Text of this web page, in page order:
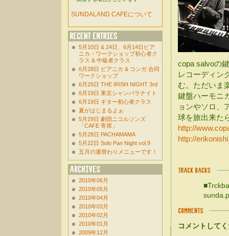
copa salvoの
レコーディン
む。ただいま
鍵盤ハーモニ
ョンやソロ、
球を旅出来た
http://
http://
コメントして
SUNDALAND CAFEについて
5月10日 & 24日、6月14日ピア
ニカ・ワークショップ初心者ク
ラス & 中級者クラス
6月28日 ピアニカ & コンガ 合同
ワークショップ
6月25日 THE IRISH NIGHT 3rd
6月19日 東京シャンバラナイト
6月19日 ギター初心者クラス
夏がはじまるよぉ
5月29日 劇団ニコルソンズ
「CAFE 寄席」
5月28日 PACHAMAMA
5月22日 Solo Pan Night vol.9
五月の週替わりメニューです！
2010年06月
2010年05月
2010年04月
2010年03月
2010年02月
2010年01月
2009年12月